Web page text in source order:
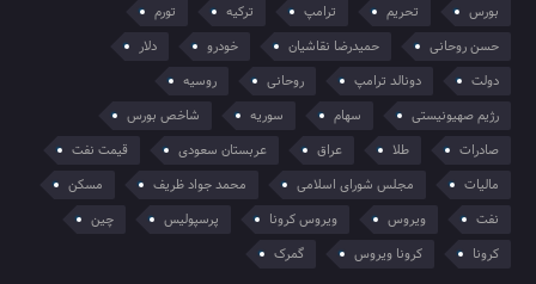
بورس
تحریم ترامپ ترکیه
تورم
حسن روحانی
حمیدرضا نقاشیان خودرو
دلار
دولت
دونالد ترامپ روحانی
روسیه
رژیم صهیونیستی
سهام سوریه
شاخص بورس
صادرات
طلا عراق عربستان سعودی
قیمت نفت
مالیات
مجلس شورای اسلامی محمد جواد ظریف
مسکن
نفت
ویروس ویروس کرونا پرسپولیس
چین
کرونا
کرونا ویروس گمرک